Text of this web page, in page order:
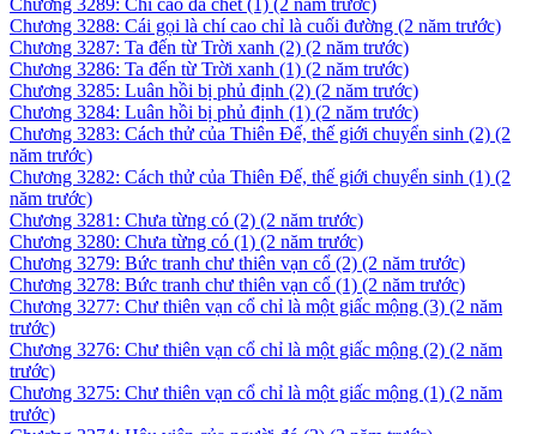
Chương 3289: Chí cao đã chết (1) (2 năm trước)
Chương 3288: Cái gọi là chí cao chỉ là cuối đường (2 năm trước)
Chương 3287: Ta đến từ Trời xanh (2) (2 năm trước)
Chương 3286: Ta đến từ Trời xanh (1) (2 năm trước)
Chương 3285: Luân hồi bị phủ định (2) (2 năm trước)
Chương 3284: Luân hồi bị phủ định (1) (2 năm trước)
Chương 3283: Cách thử của Thiên Đế, thế giới chuyển sinh (2) (2
năm trước)
Chương 3282: Cách thử của Thiên Đế, thế giới chuyển sinh (1) (2
năm trước)
Chương 3281: Chưa từng có (2) (2 năm trước)
Chương 3280: Chưa từng có (1) (2 năm trước)
Chương 3279: Bức tranh chư thiên vạn cổ (2) (2 năm trước)
Chương 3278: Bức tranh chư thiên vạn cổ (1) (2 năm trước)
Chương 3277: Chư thiên vạn cổ chỉ là một giấc mộng (3) (2 năm
trước)
Chương 3276: Chư thiên vạn cổ chỉ là một giấc mộng (2) (2 năm
trước)
Chương 3275: Chư thiên vạn cổ chỉ là một giấc mộng (1) (2 năm
trước)